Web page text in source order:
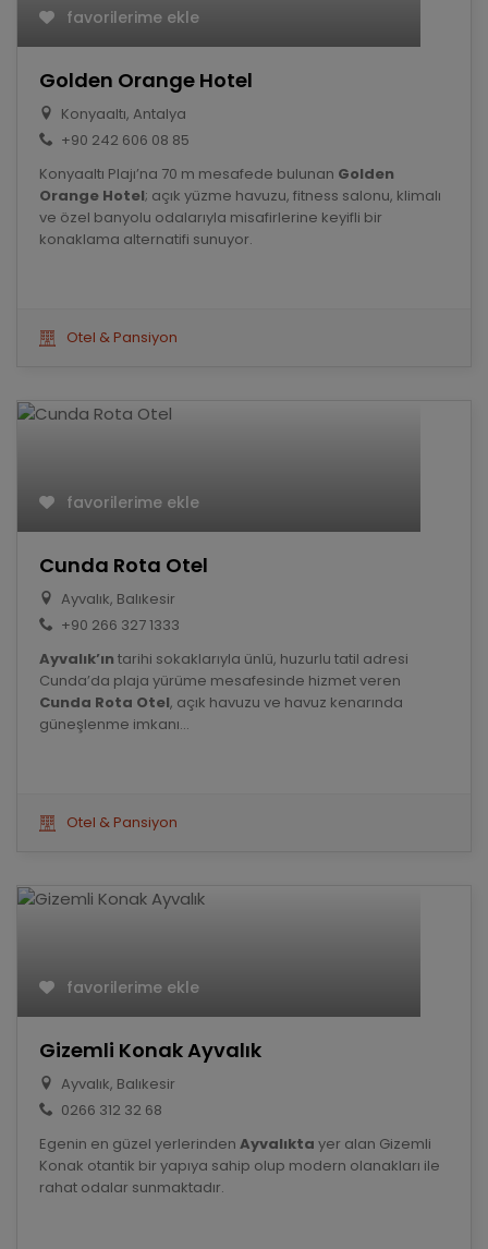
favorilerime ekle
Golden Orange Hotel
Konyaaltı, Antalya
+90 242 606 08 85
Konyaaltı Plajı’na 70 m mesafede bulunan Golden
Orange Hotel; açık yüzme havuzu, fitness salonu, klimalı
ve özel banyolu odalarıyla misafirlerine keyifli bir
konaklama alternatifi sunuyor.
Otel & Pansiyon
favorilerime ekle
Cunda Rota Otel
Ayvalık, Balıkesir
+90 266 327 1333
Ayvalık’ın tarihi sokaklarıyla ünlü, huzurlu tatil adresi
Cunda’da plaja yürüme mesafesinde hizmet veren
Cunda Rota Otel, açık havuzu ve havuz kenarında
güneşlenme imkanı...
Otel & Pansiyon
favorilerime ekle
Gizemli Konak Ayvalık
Ayvalık, Balıkesir
0266 312 32 68
Egenin en güzel yerlerinden Ayvalıkta yer alan Gizemli
Konak otantik bir yapıya sahip olup modern olanakları ile
rahat odalar sunmaktadır.